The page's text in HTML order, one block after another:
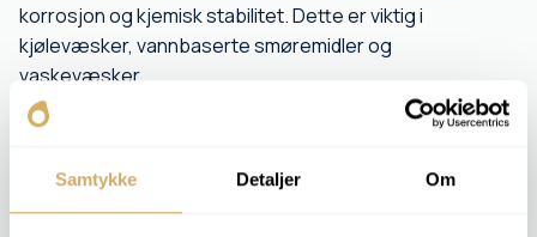
Samtykke Detaljer Om
korrosjon og kjemisk stabilitet. Dette er viktig i
kjølevæsker, vannbaserte smøremidler og
vaskevæsker.
Prøven måles med en nøyaktig elektrode, og resultatet
Kunden får svar på om væsken fortsatt ligger innenfor
anbefalt pH-område, eller om det er behov for